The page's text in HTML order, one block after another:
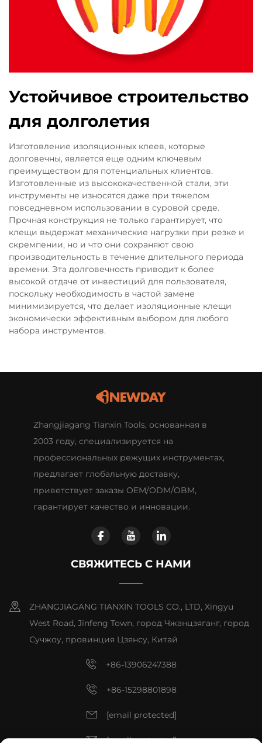
Устойчивое строительство
для долголетия
Изготовление изоляционных клеев, которые
долговечны, является еще одним ключевым
преимуществом для потенциальных клиентов.
Изготовленные из высококачественной стали, эти
инструменты не износятся даже при тяжелом
повседневном использовании в суровой среде.
Прочная конструкция не только гарантирует, что
клещи выдержат механические нагрузки при резке и
скремпении, но и что они сохраняют свою
производительность в течение длительного периода
времени. Эта долговечность приводит к более
высокой отдаче от инвестиций для пользователя,
поскольку необходимость в частой замене
минимизируется, что делает изоляционные клещи
экономически эффективным выбором для любого
набора инструментов.
Zhangjiagang Tianxin Tools, основанная в
2003 году, специализируется на
профессиональных режущих инструментах,
предлагает глобальную доставку,
приветствует заказы OEM/ODM/OBM,
гарантирует качество и инновации.
СВЯЖИТЕСЬ С НАМИ
ZHANGJIAGANG TIANXIN TOOLS CO., LTD, Xingyu
West Road, Jinfeng Town, город Чжанцзяганг, город
Сучжоу, провинция Цзянсу, Китай
+86-13906247388
+86-15298801898
[email protected]
[email protected]